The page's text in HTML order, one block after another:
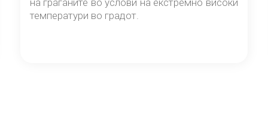
на граѓаните во услови на екстремно високи
температури во градот.